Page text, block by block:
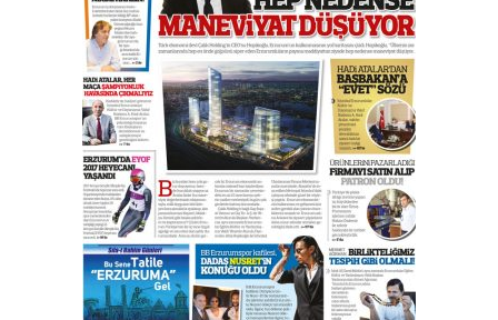
BİR BÖLÜM DEĞİL, BİR ÖMÜR
SEÇİYORSUNUZ… “NEDEN
ATATÜRK ÜNİVERSİTESİ?”
28 Temmuz 2026 Salı
Ahmet Gökhan YAZICI
Ahmed Yesevi’den bir Alperen…
”Reisimiz” idi… Hakka yürüdü.!
26 Mart 2026 Perşembe
Cem Bakırcı
Ardında bıraktığı hatıralarıyla
gönül adamı Faruk Terzioğlu!
13 Mayıs 2026 Çarşamba
Esat BİNDESEN